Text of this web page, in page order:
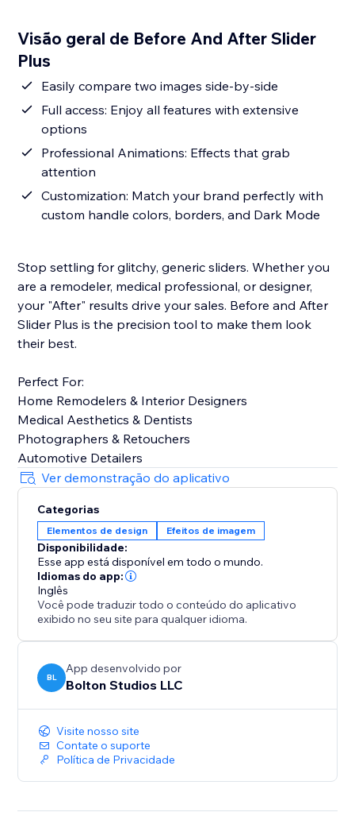
Visão geral de Before And After Slider
Plus
Easily compare two images side-by-side
Full access: Enjoy all features with extensive
options
Professional Animations: Effects that grab
attention
Customization: Match your brand perfectly with
custom handle colors, borders, and Dark Mode
Stop settling for glitchy, generic sliders. Whether you
are a remodeler, medical professional, or designer,
your "After" results drive your sales. Before and After
Slider Plus is the precision tool to make them look
their best.
Perfect For:
Home Remodelers & Interior Designers
Medical Aesthetics & Dentists
Photographers & Retouchers
Automotive Detailers
Ver demonstração do aplicativo
Categorias
Elementos de design Efeitos de imagem
Disponibilidade:
Esse app está disponível em todo o mundo.
Idiomas do app:
Inglês
Você pode traduzir todo o conteúdo do aplicativo
exibido no seu site para qualquer idioma.
BL
App desenvolvido por
Bolton Studios LLC
Visite nosso site
Contate o suporte
Política de Privacidade